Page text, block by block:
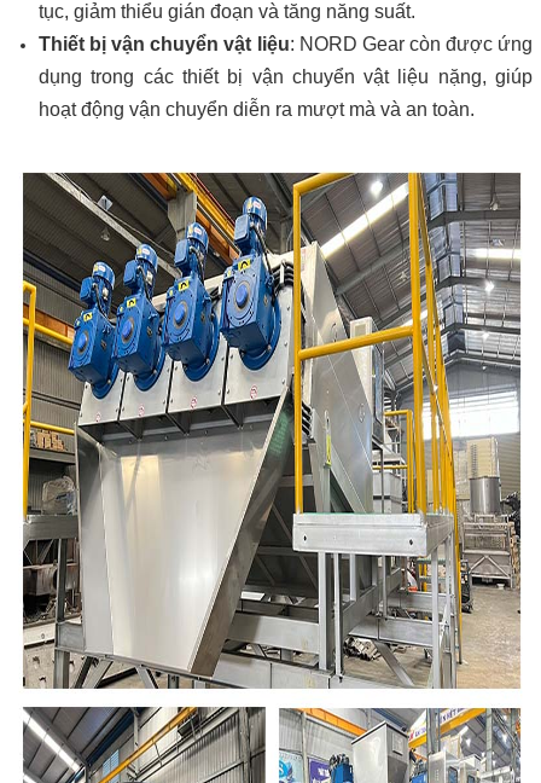
tục, giảm thiểu gián đoạn và tăng năng suất.
Thiết bị vận chuyển vật liệu: NORD Gear còn được ứng
dụng trong các thiết bị vận chuyển vật liệu nặng, giúp
hoạt động vận chuyển diễn ra mượt mà và an toàn.